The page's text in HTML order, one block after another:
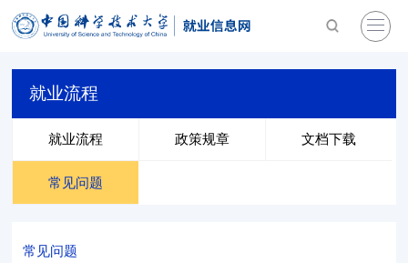
就业流程
就业流程 政策规章 文档下载
常见问题
常见问题